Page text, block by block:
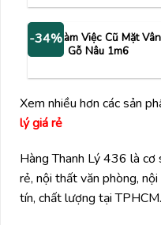
-34%
Bàn Làm Việc Cũ Mặt Vân
Gỗ Nâu 1m6
Xem nhiều hơn các sản
lý giá rẻ
Hàng Thanh Lý 436 là cơ
rẻ, nội thất văn phòng,
tín, chất lượng tại TPHCM.